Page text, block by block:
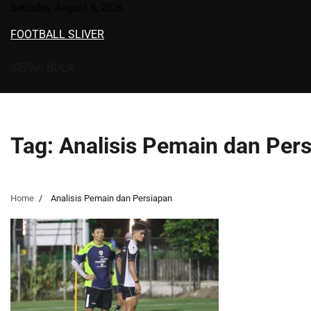
content
FOOTBALL SLIVER
Tag: Analisis Pemain dan
Home Analisis Pemain dan Persiapan